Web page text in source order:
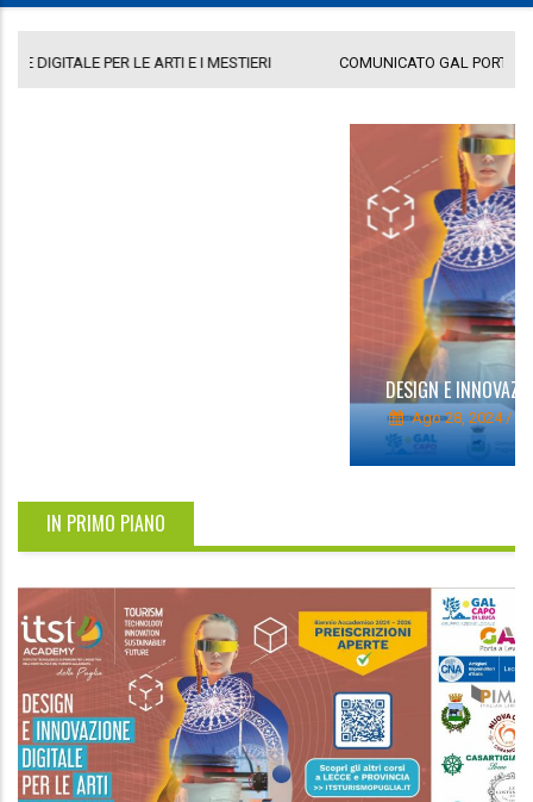
COMUNICATO GAL PORTA A LEVANTE
DESIGN E INNOVAZIONE DIGITALE PER LE ARTI E I MESTIERI
IN PRIMO PIANO